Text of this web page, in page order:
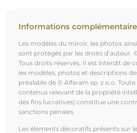
Informations
Les modèles du miroir, les photos
sont protégés par les droits d’auteur.
Tous droits réservés. Il est interdit de
les modèles, photos et descriptions
préalable de © Alfaram sp. z o.o.
contenus relevant de la propriété
des fins lucratives) constitue une
sanctions pénales.
Les éléments décoratifs présents sur